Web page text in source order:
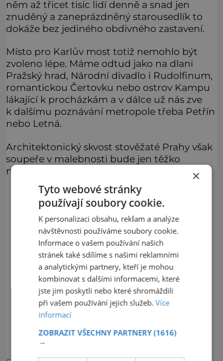
něm až třicet tisíc lidí denně a snad jen
znuděný a zaneprázdněný starousedlík to
dokáže bez jediného obdivného zastavení.
Místo pro Karlův most totiž nemohlo být
zvoleno lépe. Máme odtud jako na dlani
Pražský hrad, Národní divadlo i Rudolfinum,
romantickou Čertovku nebo ostrov Kampu
lákající k procházkám a v dálce už nás zve
k dalšímu poznávání metropole třeba Petřín
nebo Letná.
Architektonický skvost stověžaté Prahy však
soupeře v malebnosti bude jen těžko
nacházet…
×
Tyto webové stránky
používají soubory cookie.
K personalizaci obsahu, reklam a analýze
návštěvnosti používáme soubory cookie.
Informace o vašem používání našich
stránek také sdílíme s našimi reklamními
a analytickými partnery, kteří je mohou
kombinovat s dalšími informacemi, které
jste jim poskytli nebo které shromáždili
při vašem používání jejich služeb.Více
informací
ZOBRAZIT VŠECHNY PARTNERY(1616)
→